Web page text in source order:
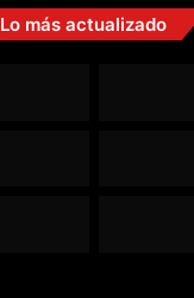
Lo más actualizado